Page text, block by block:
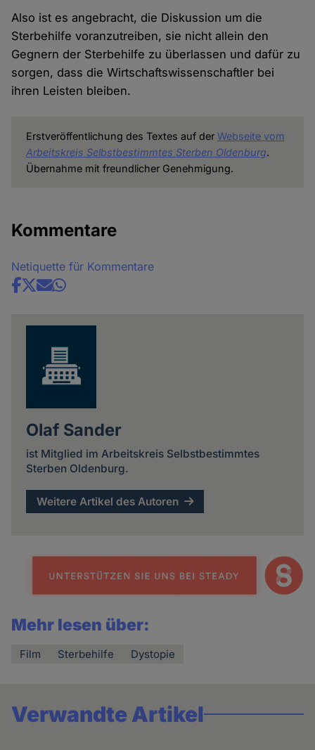
Also ist es angebracht, die Diskussion um die
Sterbehilfe voranzutreiben, sie nicht allein den
Gegnern der Sterbehilfe zu überlassen und dafür zu
sorgen, dass die Wirtschaftswissenschaftler bei
ihren Leisten bleiben.
Erstveröffentlichung des Textes auf der Webseite vom
Arbeitskreis Selbstbestimmtes Sterben Oldenburg.
Übernahme mit freundlicher Genehmigung.
Kommentare
Netiquette für Kommentare
Share
Olaf Sander
ist Mitglied im Arbeitskreis Selbstbestimmtes
Sterben Oldenburg.
Weitere Artikel des Autoren
Mehr lesen über:
Film Sterbehilfe Dystopie
Verwandte Artikel